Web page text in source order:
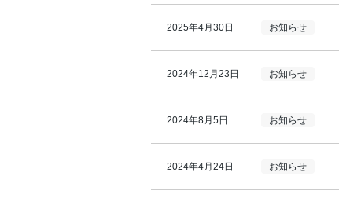
2025年4月30日 お知らせ
2024年12月23日 お知らせ
2024年8月5日 お知らせ
2024年4月24日 お知らせ